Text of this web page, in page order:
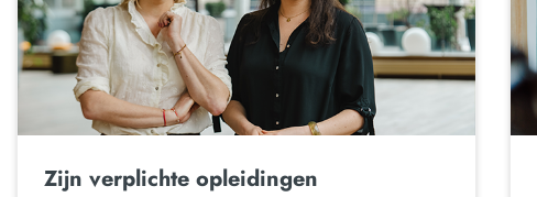
Zijn verplichte opleidingen